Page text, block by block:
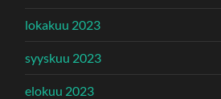
lokakuu 2023
syyskuu 2023
elokuu 2023